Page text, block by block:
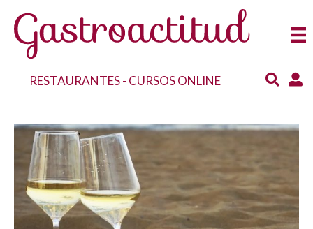
RESTAURANTES- CURSOS ONLINE